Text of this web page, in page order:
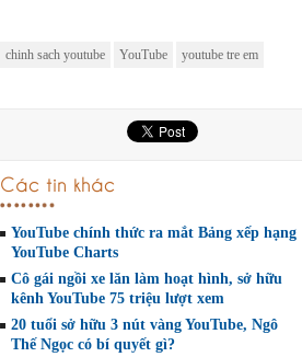
chinh sach youtube YouTube youtube tre em
Các tin khác
YouTube chính thức ra mắt Bảng xếp hạng
YouTube Charts
Cô gái ngồi xe lăn làm hoạt hình, sở hữu
kênh YouTube 75 triệu lượt xem
20 tuổi sở hữu 3 nút vàng YouTube, Ngô
Thế Ngọc có bí quyết gì?